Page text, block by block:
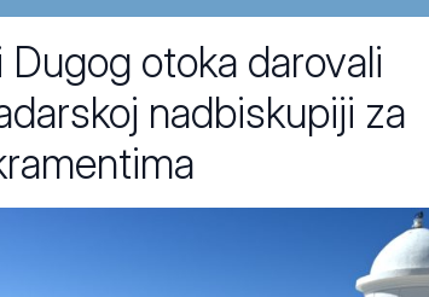
otoka darovali
nadbiskupiji za